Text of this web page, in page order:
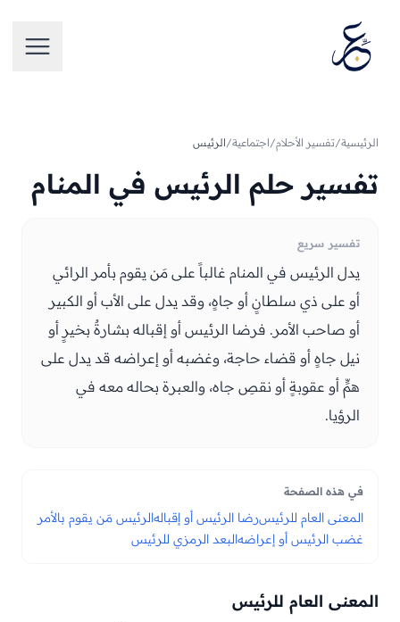
فتح
الرئيسية/تفسير الأحلام/اجتماعية/الرئيس
تفسير حلم الرئيس في المنام
تفسير سريع
يدل الرئيس في المنام غالباً على مَن يقوم بأمر الرائي
أو على ذي سلطانٍ أو جاهٍ، وقد يدل على الأب أو الكبير
أو صاحب الأمر. فرضا الرئيس أو إقباله بشارةٌ بخيرٍ أو
نيل جاهٍ أو قضاء حاجة، وغضبه أو إعراضه قد يدل على
همٍّ أو عقوبةٍ أو نقصِ جاه، والعبرة بحاله معه في
الرؤيا.
في هذه الصفحة
المعنى العام للرئيسرضا الرئيس أو إقبالهالرئيس مَن يقوم بالأمر
غضب الرئيس أو إعراضهالبعد الرمزي للرئيس
المعنى العام للرئيس